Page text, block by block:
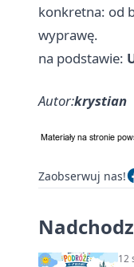
konkretna: od
wyprawę.
na podstawie:
Autor:krystian
Zaobserwuj nas!
12